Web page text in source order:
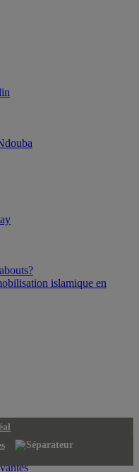
islamique en